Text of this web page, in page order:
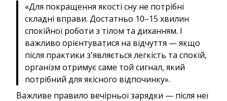
«Для покращення якості сну не потрібні
складні вправи. Достатньо 10–15 хвилин
спокійної роботи з тілом та диханням. І
важливо орієнтуватися на відчуття — якщо
після практики з'являється легкість та спокій,
організм отримує саме той сигнал, який
потрібний для якісного відпочинку».
Важливе правило вечірньої зарядки — після неї